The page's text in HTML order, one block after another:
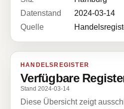
Datenstand
2024-03-14
Quelle
HANDELSREGISTER
Verfügbare
Stand 2024-03-14
Diese Übersicht zeigt